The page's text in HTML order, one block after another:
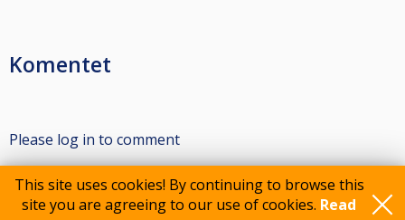
This site uses cookies! By continuing to browse this
site you are agreeing to our use of cookies. Read
Komentet
Please log in to comment